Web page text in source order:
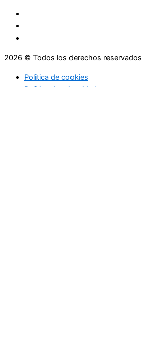
2026 © Todos los derechos reservados
Politica de cookies
Politica de privacidad